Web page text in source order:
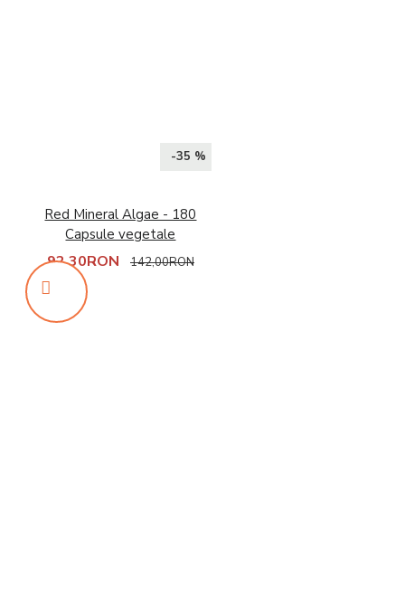
-35 %
Red Mineral Algae - 180
Capsule vegetale
92,30RON 142,00RON